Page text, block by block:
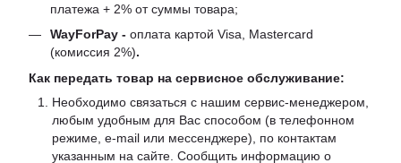
платежа + 2% от суммы товара;
WayForPay - оплата картой Visa, Mastercard
(комиссия 2%).
Как передать товар на сервисное обслуживание:
Необходимо связаться с нашим сервис-менеджером,
любым удобным для Вас способом (в телефонном
режиме, e-mail или мессенджере), по контактам
указанным на сайте. Сообщить информацию о